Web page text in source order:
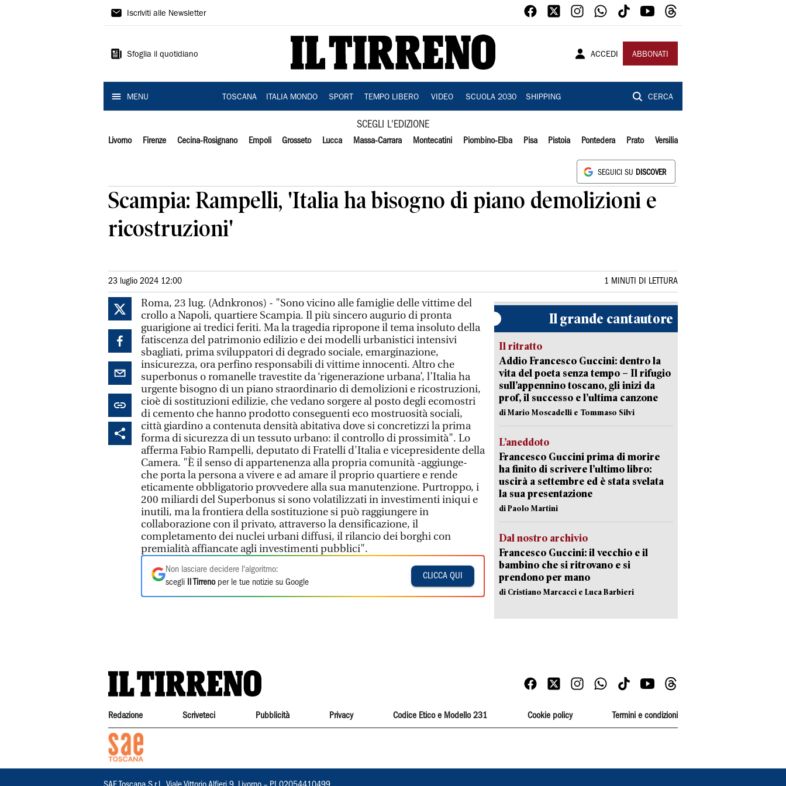
Il
Iscriviti alle Newsletter
Sfoglia il quotidiano ACCEDI ABBONATI
MENU TOSCANA ITALIA MONDO SPORT TEMPO LIBERO VIDEO SCUOLA 2030 SHIPPING CERCA
SCEGLI L'EDIZIONE
Livorno Firenze Cecina-Rosignano Empoli Grosseto Lucca Massa-Carrara Montecatini Piombino-Elba Pisa Pistoia Pontedera Prato Versilia
SEGUICI SU DISCOVER
Scampia: Rampelli, 'Italia ha bisogno di piano demolizioni e
ricostruzioni'
23 luglio 2024 12:00 1 MINUTI DI LETTURA
Roma, 23 lug. (Adnkronos) - "Sono vicino alle famiglie delle vittime del
crollo a Napoli, quartiere Scampia. Il più sincero augurio di pronta
guarigione ai tredici feriti. Ma la tragedia ripropone il tema insoluto della
fatiscenza del patrimonio edilizio e dei modelli urbanistici intensivi
sbagliati, prima sviluppatori di degrado sociale, emarginazione,
insicurezza, ora perfino responsabili di vittime innocenti. Altro che
superbonus o romanelle travestite da ‘rigenerazione urbana’, l’Italia ha
urgente bisogno di un piano straordinario di demolizioni e ricostruzioni,
cioè di sostituzioni edilizie, che vedano sorgere al posto degli ecomostri
di cemento che hanno prodotto conseguenti eco mostruosità sociali,
città giardino a contenuta densità abitativa dove si concretizzi la prima
forma di sicurezza di un tessuto urbano: il controllo di prossimità". Lo
afferma Fabio Rampelli, deputato di Fratelli d'Italia e vicepresidente della
Camera. "È il senso di appartenenza alla propria comunità -aggiunge-
che porta la persona a vivere e ad amare il proprio quartiere e rende
eticamente obbligatorio provvedere alla sua manutenzione. Purtroppo, i
200 miliardi del Superbonus si sono volatilizzati in investimenti iniqui e
inutili, ma la frontiera della sostituzione si può raggiungere in
collaborazione con il privato, attraverso la densificazione, il
completamento dei nuclei urbani diffusi, il rilancio dei borghi con
premialità affiancate agli investimenti pubblici".
Non lasciare decidere l'algoritmo:
scegli
Il Tirrenoper le tue notizie su Google
CLICCA QUI
Il grande cantautore
Il ritratto
Addio Francesco Guccini: dentro la
vita del poeta senza tempo – Il rifugio
sull’appennino toscano, gli inizi da
prof, il successo e l’ultima canzone
di Mario Moscadelli e Tommaso Silvi
L’aneddoto
Francesco Guccini prima di morire
ha finito di scrivere l’ultimo libro:
uscirà a settembre ed è stata svelata
la sua presentazione
di Paolo Martini
Dal nostro archivio
Francesco Guccini: il vecchio e il
bambino che si ritrovano e si
prendono per mano
di Cristiano Marcacci e Luca Barbieri
Redazione Scriveteci Pubblicità Privacy Codice Etico e Modello 231 Cookie policy Termini e condizioni